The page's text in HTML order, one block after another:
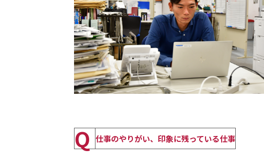
Q 仕事のやりがい、印象に残っている仕事